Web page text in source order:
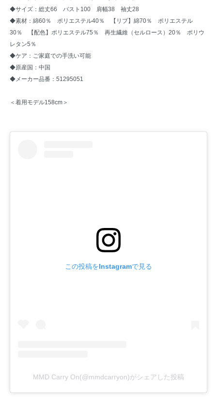
◆サイズ：総丈66 バスト100 肩幅38 袖丈28
◆素材：綿60％ ポリエステル40％ 【リブ】綿70％ ポリエステル
30％ 【配色】ポリエステル75％ 再生繊維（セルロース）20％ ポリウ
レタン5％
◆ケア：ご家庭での手洗い可能
◆原産国：中国
◆メーカー品番：51295051
＜着用モデル158cm＞
この投稿をInstagramで見る
MMD Carry On(@mmdcarryon)がシェアした投稿